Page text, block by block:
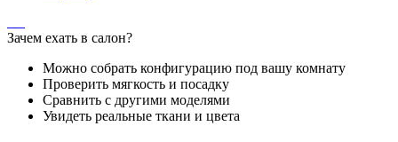
Зачем ехать в салон?
Можно собрать конфигурацию под вашу комнату
Проверить мягкость и посадку
Сравнить с другими моделями
Увидеть реальные ткани и цвета